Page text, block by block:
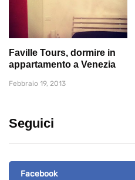
Faville Tours, dormire in
appartamento a Venezia
Febbraio 19, 2013
Seguici
Facebook